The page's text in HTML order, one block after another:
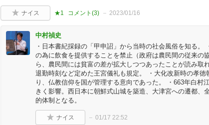
ナイス ★1 コメント(3) 2023/01/16
中村禎史
・日本書紀採録の「甲申詔」から当時の社会風俗を知る。
の為に飲食を提供することを禁止（政府は農民間の従来の
ら、農民間には貧富の差が拡大しつつあったことが読み取
退勤時刻など定めた王宮儀礼も規定。 ・大化改新時の孝徳
り、仏教信仰を国が管理する意向であった。 ・663年白村
きく影響。西日本に朝鮮式山城を築造、大津宮への遷都、
的体制となる。
ナイス 01/17 22:52